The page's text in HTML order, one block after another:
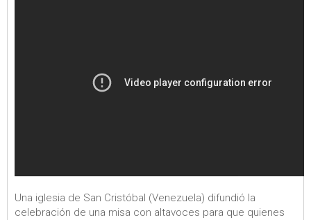
Una iglesia de San Cristóbal (Venezuela) difundió la
celebración de una misa con altavoces para que quienes